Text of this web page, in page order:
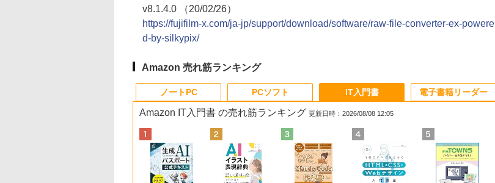
v8.1.4.0 （20/02/26）
https://fujifilm-x.com/ja-jp/support/download/software/raw-file-converter-ex-powere
d-by-silkypix/
Amazon 売れ筋ランキング
ノートPC PCソフト IT入門書
Amazon IT入門書 の売れ筋ランキング 更新日時：2026/08/08 12:05
電子書籍リーダー